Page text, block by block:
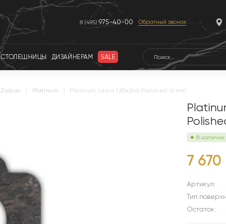
8 (495) 975-40-00 Обратный звонок
СТОЛЕШНИЦЫ ДИЗАЙНЕРАМ SALE
zodiac | platinum | Platinum Leica 120x260 Polished (6 мм)
В наличии
7 670
Артикул:
Тип
Остаток: